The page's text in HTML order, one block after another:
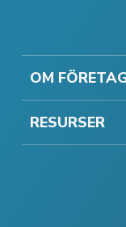
OM
RESURSER